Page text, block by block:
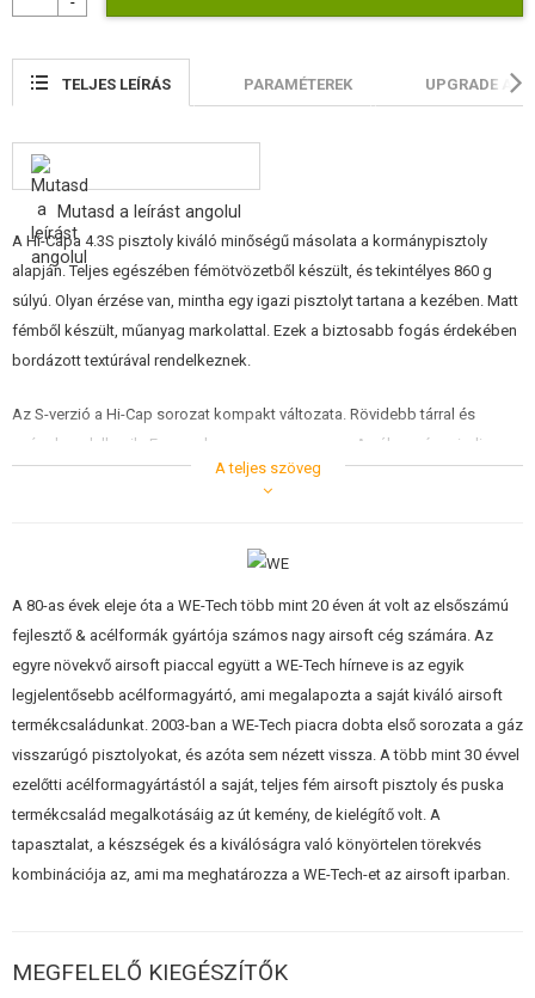
SÉRÜLT, HASZNÁLT ÁRUK
HÍREK
KEDVEZMÉNYEK
ELÉRHETŐSÉG
TELJES LEÍRÁS PARAMÉTEREK UPGRADE
Mutasd a leírást angolul
A Hi-Capa 4.3S pisztoly kiváló minőségű másolata a kormánypisztoly
alapján. Teljes egészében fémötvözetből készült, és tekintélyes 860 g
súlyú. Olyan érzése van, mintha egy igazi pisztolyt tartana a kezében. Matt
fémből készült, műanyag markolattal. Ezek a biztosabb fogás érdekében
bordázott textúrával rendelkeznek.
Az S-verzió a Hi-Cap sorozat kompakt változata. Rövidebb tárral és
szárral rendelkezik. Ez azonban nem egy morzsa. A súlya még mindig
közel 900 gramm, és csak néhány milliméterrel rövidebb, mint a normál
A mozgó alkatrészek és a vevőkészülék azonosak az igazi fegyverrel.
reteszrögzítő kar. Eltávolítás után a csúszka eltávolítható és a fegyver
megtisztítható. A Hop-Up rendszer beállításához a csúszót el kell
távolítani. Ez egy kis fogazott kerék elforgatásával történik a kamrán.
A pisztoly váza alul egy integrált RIS-sínnel rendelkezik, amely ösztönzi az
elemlámpák vagy a lézer felszerelését.
A nagy teljesítményű, kétsoros tár kapacitása 24 lövedék. Ez a gázos
változat, ahol a pisztoly sűrített zöld gázzal van töltve. Elméletileg
lehetséges, hogy a teljes tölténytárat egyetlen töltéssel kilője. Tüzeléskor a
tolócsúszda a hátsó pozícióban marad.
A teljes szöveg
A 80-as évek eleje óta a WE-Tech több mint 20 éven át volt az elsőszámú
fejlesztő & acélformák gyártója számos nagy airsoft cég számára. Az
egyre növekvő airsoft piaccal együtt a WE-Tech hírneve is az egyik
legjelentősebb acélformagyártó, ami megalapozta a saját kiváló airsoft
termékcsaládunkat. 2003-ban a WE-Tech piacra dobta első sorozata a gáz
visszarúgó pisztolyokat, és azóta sem nézett vissza. A több mint 30 évvel
ezelőtti acélformagyártástól a saját, teljes fém airsoft pisztoly és puska
termékcsalád megalkotásáig az út kemény, de kielégítő volt. A
tapasztalat, a készségek és a kiválóságra való könyörtelen törekvés
kombinációja az, ami ma meghatározza a WE-Tech-et az airsoft iparban.
MEGFELELŐ KIEGÉSZÍTŐK